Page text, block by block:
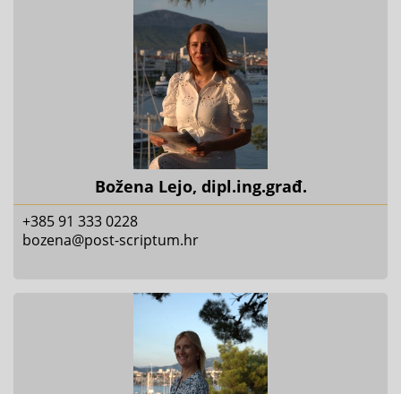
Božena Lejo, dipl.ing.građ.
+385 91 333 0228
bozena@post-scriptum.hr